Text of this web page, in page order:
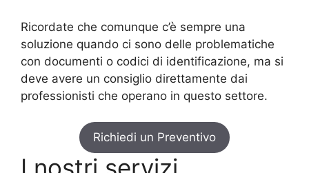
Ricordate che comunque c’è sempre una
soluzione quando ci sono delle problematiche
con documenti o codici di identificazione, ma si
deve avere un consiglio direttamente dai
professionisti che operano in questo settore.
Richiedi un Preventivo